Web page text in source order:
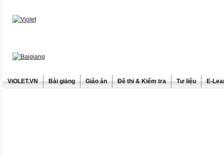
ViOLET.VN Bài giảng Giáo án Đề thi & Kiểm tra Tư liệu E-